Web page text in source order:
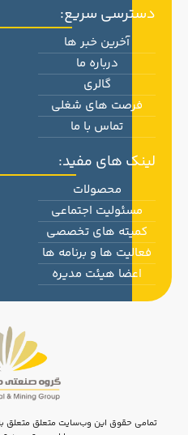
دسترسی سریع:
آخرین خبر ها
درباره ما
گالری
فرصت های شغلی
تماس با ما
لینک های مفید:
محصولات
مسئولیت اجتماعی
کمیته های تخصصی
فعالیت ها و برنامه ها
اعضا هیئت مدیره
تمامی حقوق این وب‌سایت متعلق متعلق